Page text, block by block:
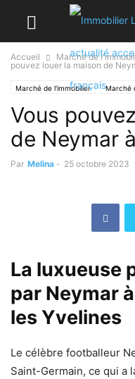
Accueil Marché de
pouvez louer la maison de
Marché de l'immobilier Marché
Vous
de Neymar
Par Melina - 25 octobre 2023
La luxueuse
par Neymar
les Yvelines
Le célèbre footballeur
Saint-Germain, ce qui a